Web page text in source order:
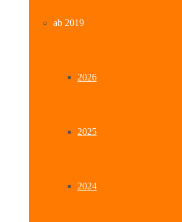
ab 2019
2026
2025
2024